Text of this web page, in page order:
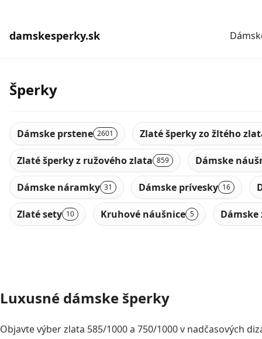
damskesperky.sk
Šperky
Dámske prstene 2601 Zlaté šperky zo žltého
Zlaté šperky z ružového zlata 859 Dámske
Dámske náramky 31 Dámske prívesky 16
Zlaté sety 10 Kruhové náušnice 5
Luxusné dámske šperky
Objavte výber zlata 585/1000 a 750/1000 v nadčasových